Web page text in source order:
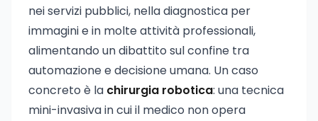
nei servizi pubblici, nella diagnostica per
immagini e in molte attività professionali,
alimentando un dibattito sul confine tra
automazione e decisione umana. Un caso
concreto è la chirurgia robotica: una tecnica
mini-invasiva in cui il medico non opera